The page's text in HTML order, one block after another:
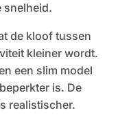
snelheid.
de kloof tussen
kleiner wordt.
een slim model
is. De
realistischer.